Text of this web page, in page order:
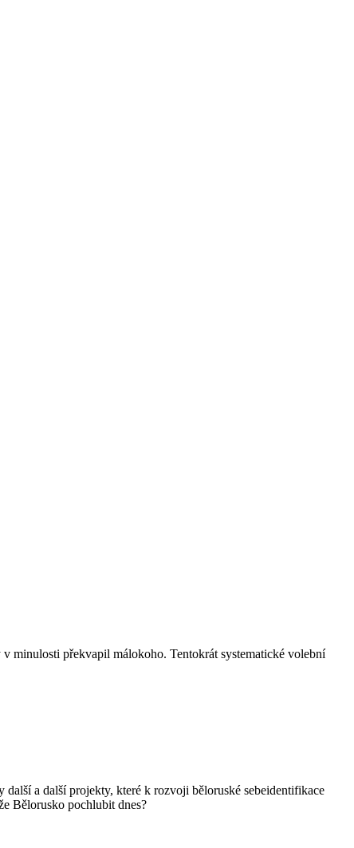
minulosti překvapil málokoho. Tentokrát systematické volební
a další projekty, které k rozvoji běloruské sebeidentifikace
Bělorusko pochlubit dnes?